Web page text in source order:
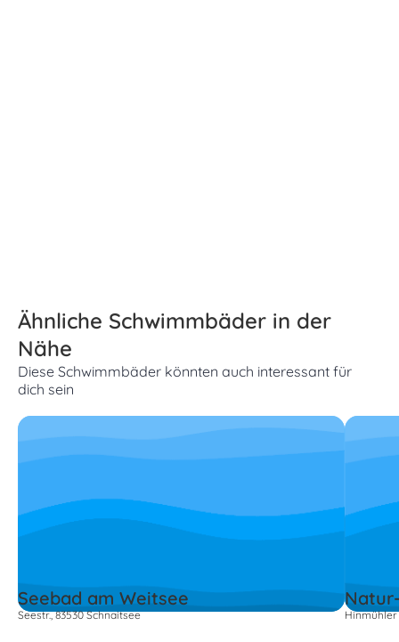
Ähnliche Schwimmbäder in der
Nähe
Diese Schwimmbäder könnten auch interessant für
dich sein
Seebad am Weitsee
Seestr., 83530 Schnaitsee Hinmühler